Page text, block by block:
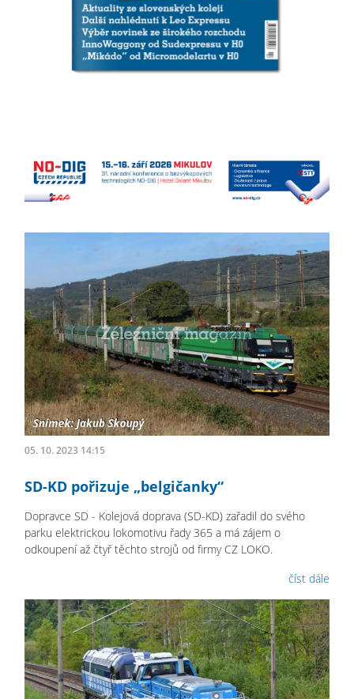
05. 10. 2023 14:15
SD-KD pořizuje „belgičanky“
Dopravce SD - Kolejová doprava (SD-KD) zařadil do svého
parku elektrickou lokomotivu řady 365 a má zájem o
odkoupení až čtyř těchto strojů od firmy CZ LOKO.
číst dále